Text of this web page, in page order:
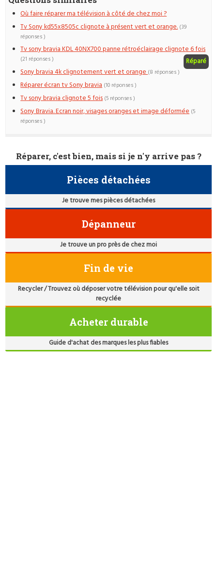
Où faire réparer ma télévision à côté de chez moi ?
Tv Sony kd55x8505c clignote à présent vert et orange. (39
réponses )
Tv sony bravia KDL 40NX700 panne rétroéclairage clignote 6 fois
Réparé
(21 réponses )
Sony bravia 4k clignotement vert et orange(8 réponses )
Réparer écran tv Sony bravia (10 réponses )
Tv sony bravia clignote 5 fois (5 réponses )
Sony Bravia. Ecran noir, visages oranges et image déformée (5
réponses )
Réparer, c'est bien, mais si je n'y arrive pas ?
Pièces détachées
Je trouve mes pièces détachées
Dépanneur
Je trouve un pro près de chez moi
Fin de vie
Recycler / Trouvez où déposer votre télévision pour qu'elle soit
recyclée
Acheter durable
Guide d'achat des marques les plus fiables